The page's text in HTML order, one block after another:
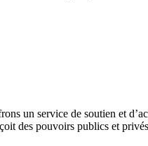
un service de soutien et
des pouvoirs publics et